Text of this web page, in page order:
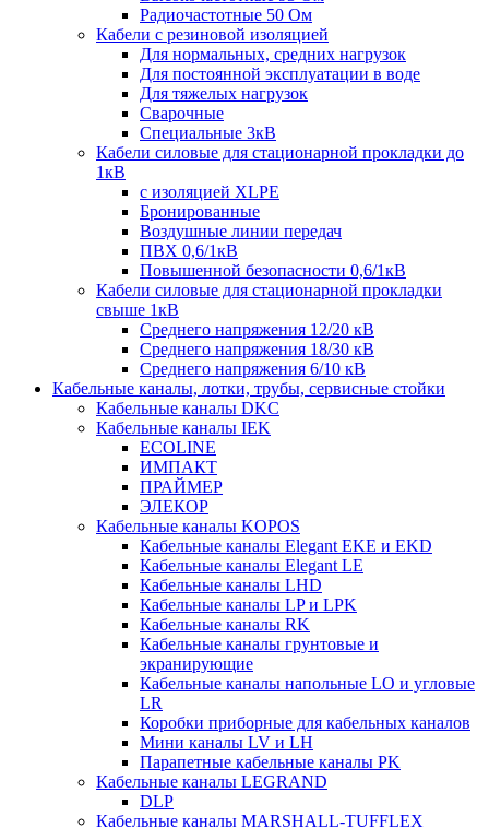
Радиочастотные 50 Ом
Кабели с резиновой изоляцией
Для нормальных, средних нагрузок
Для постоянной эксплуатации в воде
Для тяжелых нагрузок
Сварочные
Специальные 3кВ
Кабели силовые для стационарной прокладки до
1кВ
c изоляцией XLPE
Бронированные
Воздушные линии передач
ПВХ 0,6/1кВ
Повышенной безопасности 0,6/1кВ
Кабели силовые для стационарной прокладки
свыше 1кВ
Среднего напряжения 12/20 кВ
Среднего напряжения 18/30 кВ
Среднего напряжения 6/10 кВ
Кабельные каналы, лотки, трубы, сервисные стойки
Кабельные каналы DKC
Кабельные каналы IEK
ECOLINE
ИМПАКТ
ПРАЙМЕР
ЭЛЕКОР
Кабельные каналы KOPOS
Кабельные каналы Elegant EKE и EKD
Кабельные каналы Elegant LE
Кабельные каналы LHD
Кабельные каналы LP и LPK
Кабельные каналы RK
Кабельные каналы грунтовые и
экранирующие
Кабельные каналы напольные LO и угловые
LR
Коробки приборные для кабельных каналов
Мини каналы LV и LH
Парапетные кабельные каналы PK
Кабельные каналы LEGRAND
DLP
Кабельные каналы MARSHALL-TUFFLEX